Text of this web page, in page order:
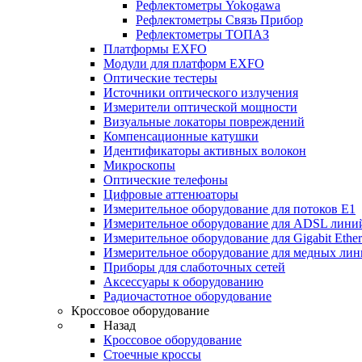
Рефлектометры Yokogawa
Рефлектометры Связь Прибор
Рефлектометры ТОПАЗ
Платформы EXFO
Модули для платформ EXFO
Оптические тестеры
Источники оптического излучения
Измерители оптической мощности
Визуальные локаторы повреждений
Компенсационные катушки
Идентификаторы активных волокон
Микроскопы
Оптические телефоны
Цифровые аттенюаторы
Измерительное оборудование для потоков Е1
Измерительное оборудование для ADSL
Измерительное оборудование для Gigabit
Измерительное оборудование для медных
Приборы для слаботочных сетей
Аксессуары к оборудованию
Радиочастотное оборудование
Кроссовое оборудование
Назад
Кроссовое оборудование
Стоечные кроссы